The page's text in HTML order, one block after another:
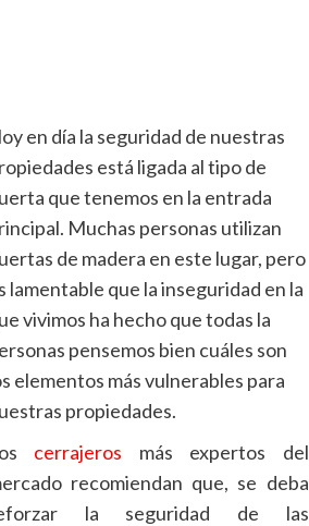
en día la seguridad de nuestras
está ligada al tipo de
que tenemos en la entrada
Muchas personas utilizan
de madera en este lugar, pero
lamentable que la inseguridad en la
vivimos ha hecho que todas la
pensemos bien cuáles son
elementos más vulnerables para
propiedades.
cerrajeros más expertos del
recomiendan que, se deba
la seguridad de las